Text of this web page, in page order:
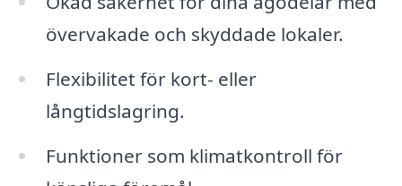
övervakade och skyddade lokaler.
Flexibilitet för kort- eller
långtidslagring.
Funktioner som klimatkontroll för